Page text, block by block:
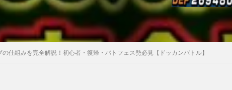
仕組みを完全解説！初心者・復帰・バトフェス勢必見【ドッカンバトル】